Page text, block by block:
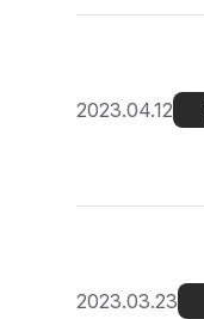
2023.04.12
2023.03.23